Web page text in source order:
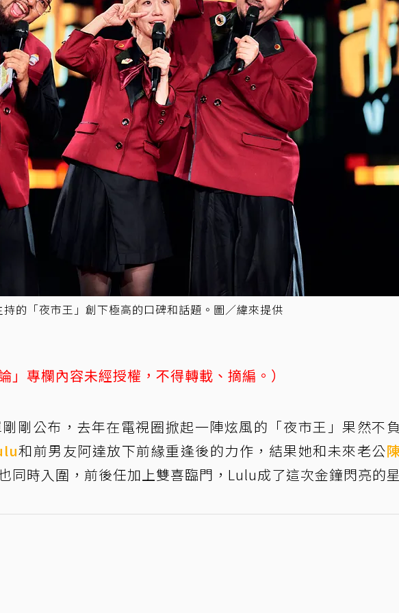
的「夜市王」創下極高的口碑和話題。圖／緯來提供
」專欄內容未經授權，不得轉載、摘編。）
剛公布，去年在電視圈掀起一陣炫風的「夜市王」果然不
和前男友阿達放下前緣重逢後的力作，結果她和未來老公
同時入圍，前後任加上雙喜臨門，Lulu成了這次金鐘閃亮的